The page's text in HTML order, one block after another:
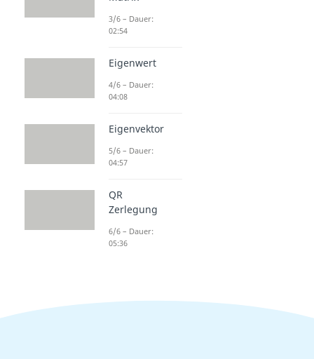
3/6 – Dauer:
02:54
Eigenwert
4/6 – Dauer:
04:08
Eigenvektor
5/6 – Dauer:
04:57
QR
Zerlegung
6/6 – Dauer:
05:36